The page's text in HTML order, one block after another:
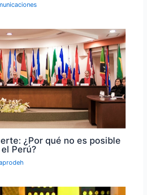
¿Por qué no es posible
Perú?